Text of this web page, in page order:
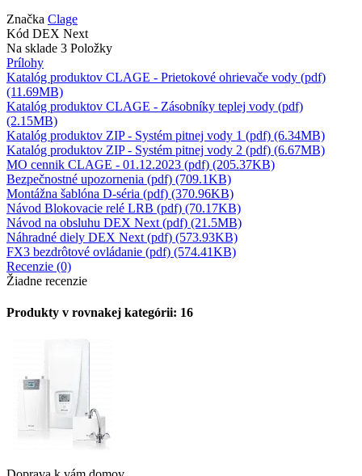
Značka Clage
Kód DEX Next
Na sklade 3 Položky
Prílohy
Katalóg produktov CLAGE - Prietokové ohrievače vody (pdf)
(11.69MB)
Katalóg produktov CLAGE - Zásobníky teplej vody (pdf)
(2.15MB)
Katalóg produktov ZIP - Systém pitnej vody 1 (pdf) (6.34MB)
Katalóg produktov ZIP - Systém pitnej vody 2 (pdf) (6.67MB)
MO cennik CLAGE - 01.12.2023 (pdf) (205.37KB)
Bezpečnostné upozornenia (pdf) (709.1KB)
Montážna šablóna D-séria (pdf) (370.96KB)
Návod Blokovacie relé LRB (pdf) (70.17KB)
Návod na obsluhu DEX Next (pdf) (21.5MB)
Náhradné diely DEX Next (pdf) (573.93KB)
FX3 bezdrôtové ovládanie (pdf) (574.41KB)
Recenzie (0)
Žiadne recenzie
Produkty v rovnakej kategórii: 16